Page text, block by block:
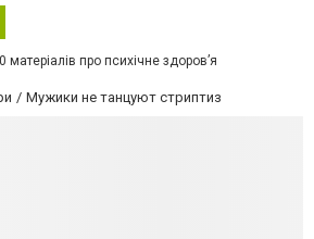
матеріалів про психічне здоров’я
Мужики не танцуют стриптиз